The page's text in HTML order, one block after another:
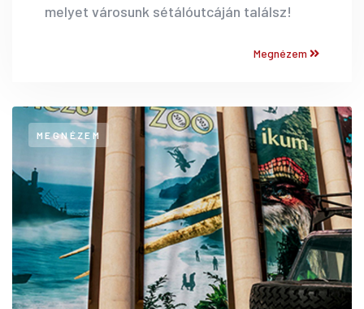
melyet városunk sétálóutcáján találsz!
Megnézem
MEGNÉZEM